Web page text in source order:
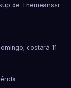
de Themeansar
costará 11